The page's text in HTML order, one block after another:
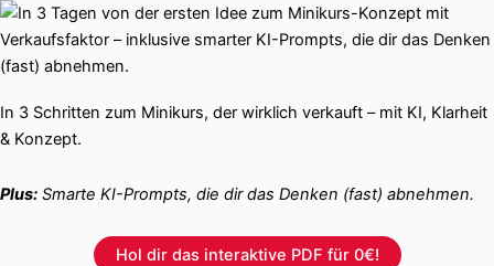
In 3 Schritten zum Minikurs, der wirklich verkauft – mit KI, Klarheit
& Konzept.
Plus: Smarte KI-Prompts, die dir das Denken (fast) abnehmen.
Hol dir das interaktive PDF für 0€!